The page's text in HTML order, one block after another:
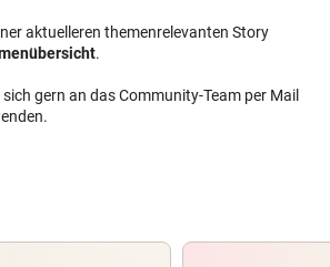
aktuelleren themenrelevanten Story
.
sich gern an das Community-Team per Mail